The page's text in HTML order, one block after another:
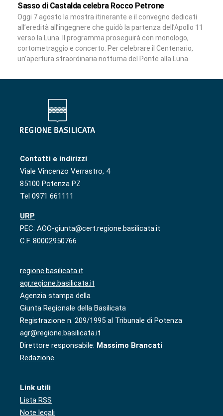
Sasso di Castalda celebra Rocco Petrone
Oggi 7 agosto la mostra itinerante e il convegno dedicati
all’eredità all’ingegnere che guidò la partenza dell’Apollo 11
verso la Luna. Il programma proseguirà con monologo,
cortometraggio e concerto. Per celebrare il Centenario,
un’apertura straordinaria notturna del Ponte alla Luna.
Contatti e indirizzi
Viale Vincenzo Verrastro, 4
85100 Potenza PZ
Tel 0971 661111
URP
PEC: AOO-giunta@cert.regione.basilicata.it
C.F. 80002950766
regione.basilicata.it
agr.regione.basilicata.it
Agenzia stampa della
Giunta Regionale della Basilicata
Registrazione n. 209/1995 al Tribunale di Potenza
agr@regione.basilicata.it
Direttore responsabile: Massimo Brancati
Redazione
Link utili
Lista RSS
Note legali